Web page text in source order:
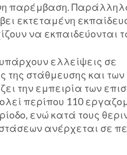
παρέμβαση.
εκτεταμένη
να εκπαιδεύονται
ελλείψεις σε
της στάθμευσης και των
την εμπειρία των
περίπου 110
ενώ κατά τους
ανέρχεται σε